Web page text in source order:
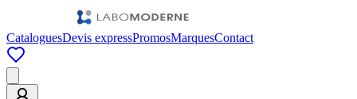
CataloguesDevis expressPromosMarquesContact